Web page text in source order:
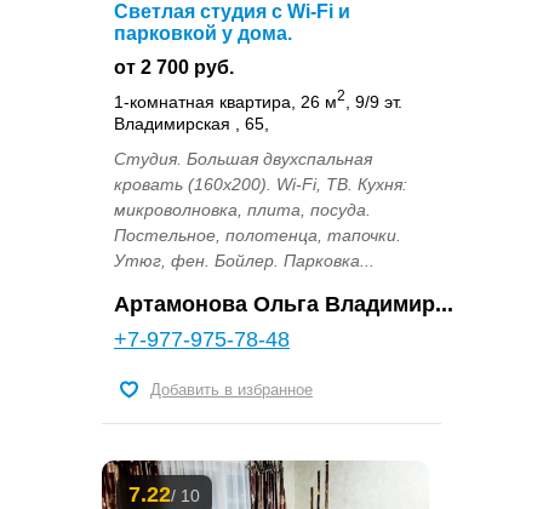
Светлая студия с Wi-Fi и
парковкой у дома.
от 2 700 руб.
1-комнатная квартира, 26 м2
, 9/9 эт.
Владимирская , 65,
Студия. Большая двухспальная
кровать (160х200). Wi-Fi, ТВ. Кухня:
микроволновка, плита, посуда.
Постельное, полотенца, тапочки.
Утюг, фен. Бойлер. Парковка...
Артамонова Ольга Владимир...
+7-977-975-78-48
Добавить в избранное
7.22/ 10